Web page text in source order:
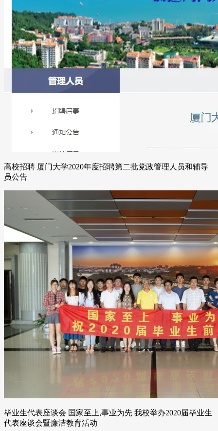
高校招聘 厦门大学2020年度招聘第二批党政管理人员和辅导
员公告
毕业生代表座谈会 国家至上,事业为先 我校举办2020届毕业生
代表座谈会暨廉洁教育活动